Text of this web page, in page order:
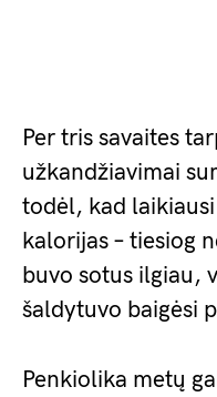
Per tris savaites
užkandžiavimai
todėl, kad
kalorijas – tiesiog
buvo sotus ilgiau,
šaldytuvo baigėsi
Penkiolika metų